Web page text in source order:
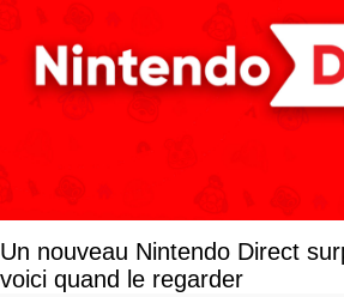
Un nouveau Nintendo Direct
voici quand le regarder